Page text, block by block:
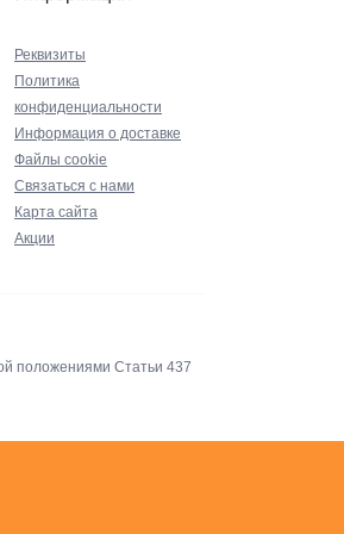
Реквизиты
Политика
конфиденциальности
Информация о доставке
Файлы cookie
Связаться с нами
Карта сайта
Акции
положениями Статьи 437